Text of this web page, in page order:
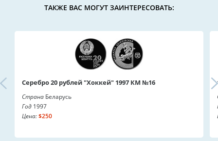
ТАКЖЕ ВАС МОГУТ ЗАИНТЕРЕСОВАТЬ:
Серебро 20 рублей "Хоккей" 1997 КМ №16
Страна Беларусь
Год 1997
Цена:$250